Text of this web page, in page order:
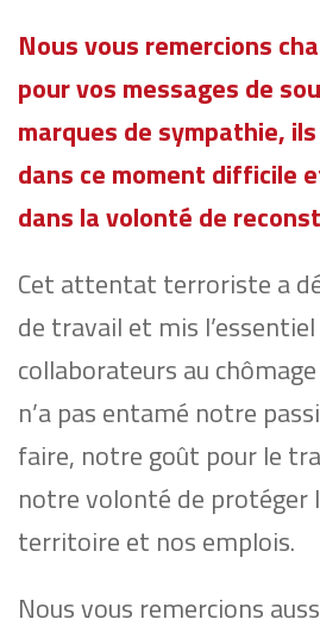
Nous vous remercions
pour vos messages de
marques de sympathie,
dans ce moment difficile
dans la volonté de
Cet attentat terroriste a
de travail et mis
collaborateurs au
n’a pas entamé notre
faire, notre goût pour le
notre volonté de protéger
territoire et nos emplois.
Nous vous remercions